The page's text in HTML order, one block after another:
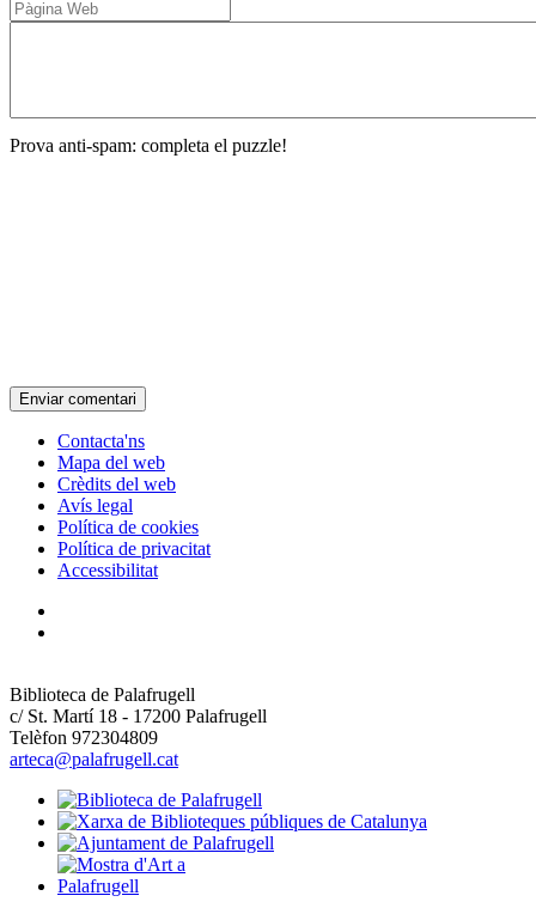
Prova anti-spam: completa el puzzle!
Contacta'ns
Mapa del web
Crèdits del web
Avís legal
Política de cookies
Política de privacitat
Accessibilitat
Biblioteca de Palafrugell
c/ St. Martí 18 - 17200 Palafrugell
Telèfon 972304809
arteca@palafrugell.cat